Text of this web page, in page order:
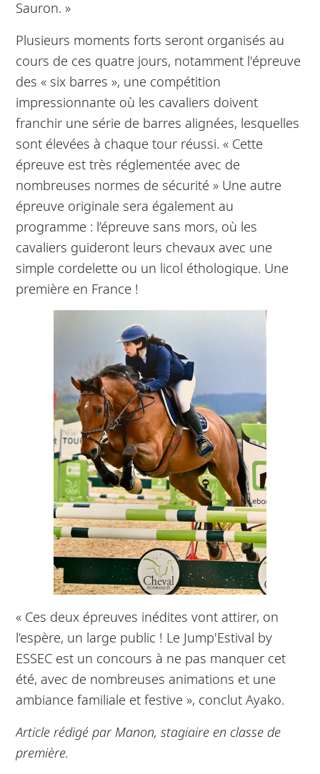
Sauron. »
Plusieurs moments forts seront organisés au
cours de ces quatre jours, notamment l'épreuve
des « six barres », une compétition
impressionnante où les cavaliers doivent
franchir une série de barres alignées, lesquelles
sont élevées à chaque tour réussi. « Cette
épreuve est très réglementée avec de
nombreuses normes de sécurité » Une autre
épreuve originale sera également au
programme : l’épreuve sans mors, où les
cavaliers guideront leurs chevaux avec une
simple cordelette ou un licol éthologique. Une
première en France !
« Ces deux épreuves inédites vont attirer, on
l’espère, un large public ! Le Jump'Estival by
ESSEC est un concours à ne pas manquer cet
été, avec de nombreuses animations et une
ambiance familiale et festive », conclut Ayako.
Article rédigé par Manon, stagiaire en classe de
première.